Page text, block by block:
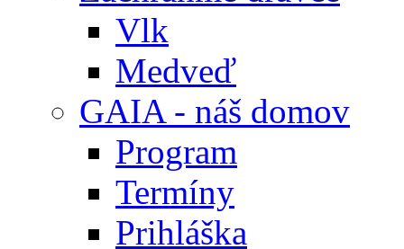
Vlk
Medveď
GAIA - náš domov
Program
Termíny
Prihláška